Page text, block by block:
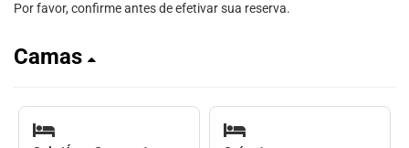
Por favor, confirme antes de efetivar sua reserva.
Camas